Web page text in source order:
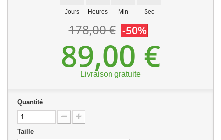
Jours Heures Min Sec
178,00 € -50%
89,00 €
Livraison gratuite
Quantité
Taille